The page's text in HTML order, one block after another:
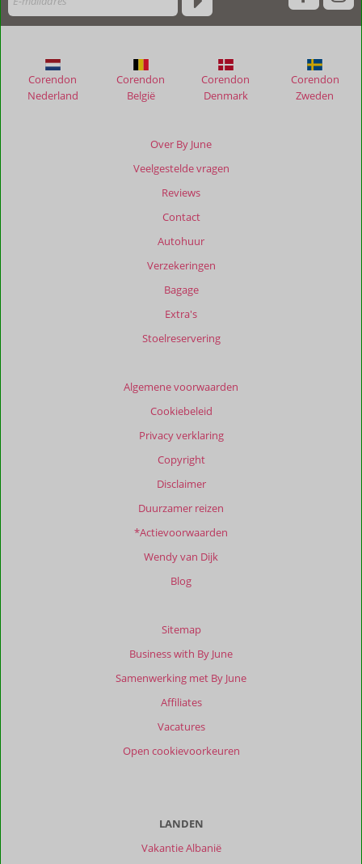
Over By June
Veelgestelde vragen
Reviews
Contact
Autohuur
Verzekeringen
Bagage
Extra's
Stoelreservering
Algemene voorwaarden
Cookiebeleid
Privacy verklaring
Copyright
Disclaimer
Duurzamer reizen
*Actievoorwaarden
Wendy van Dijk
Blog
Sitemap
Business with By June
Samenwerking met By June
Affiliates
Vacatures
Open cookievoorkeuren
Corendon
Nederland
Corendon
België
Corendon
Denmark
Corendon
Zweden
LANDEN
Vakantie Albanië